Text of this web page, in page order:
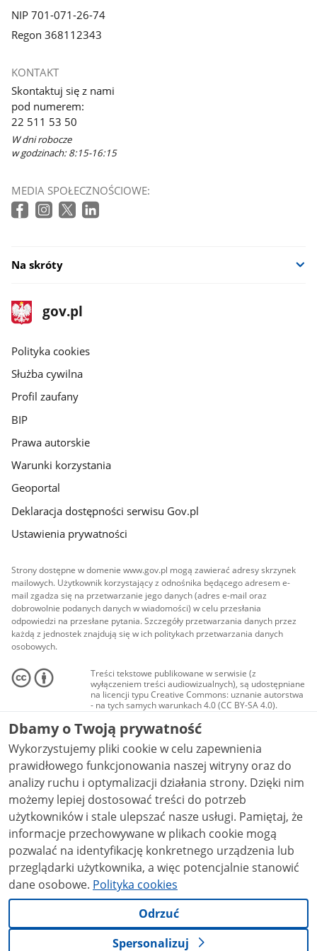
NIP 701-071-26-74
Regon 368112343
KONTAKT
Skontaktuj się z nami
pod numerem:
22 511 53 50
W dni robocze
w godzinach: 8:15-16:15
MEDIA SPOŁECZNOŚCIOWE:
Na skróty
stopka
gov.pl
Strona
gov.pl
gov.pl
Polityka cookies
Służba cywilna
Profil zaufany
BIP
Prawa autorskie
Warunki korzystania
Geoportal
Deklaracja dostępności serwisu Gov.pl
Ustawienia prywatności
Strony dostępne w domenie www.gov.pl mogą zawierać adresy skrzynek
mailowych. Użytkownik korzystający z odnośnika będącego adresem e-
mail zgadza się na przetwarzanie jego danych (adres e-mail oraz
dobrowolnie podanych danych w wiadomości) w celu przesłania
odpowiedzi na przesłane pytania. Szczegóły przetwarzania danych przez
każdą z jednostek znajdują się w ich politykach przetwarzania danych
osobowych.
Treści tekstowe publikowane w serwisie (z
wyłączeniem treści audiowizualnych), są udostępniane
na licencji typu Creative Commons: uznanie autorstwa
- na tych samych warunkach 4.0 (CC BY-SA 4.0).
Materiały audiowizualne, w tym zdjęcia, materiały
audio i wideo, są udostępniane na licencji typu
Creative Commons: uznanie autorstwa użycie
niekomercyjne - bez utworów zależnych 4.0 (CC BY-
NC-ND 4.0), o ile nie jest to stwierdzone inaczej.
Dbamy o Twoją prywatność
Wykorzystujemy pliki cookie w celu zapewnienia
prawidłowego funkcjonowania naszej witryny oraz do
analizy ruchu i optymalizacji działania strony. Dzięki nim
możemy lepiej dostosować treści do potrzeb
użytkowników i stale ulepszać nasze usługi. Pamiętaj, że
informacje przechowywane w plikach cookie mogą
pozwalać na identyfikację konkretnego urządzenia lub
przeglądarki użytkownika, a więc potencjalnie stanowić
dane osobowe. Polityka cookies
Odrzuć
Spersonalizuj